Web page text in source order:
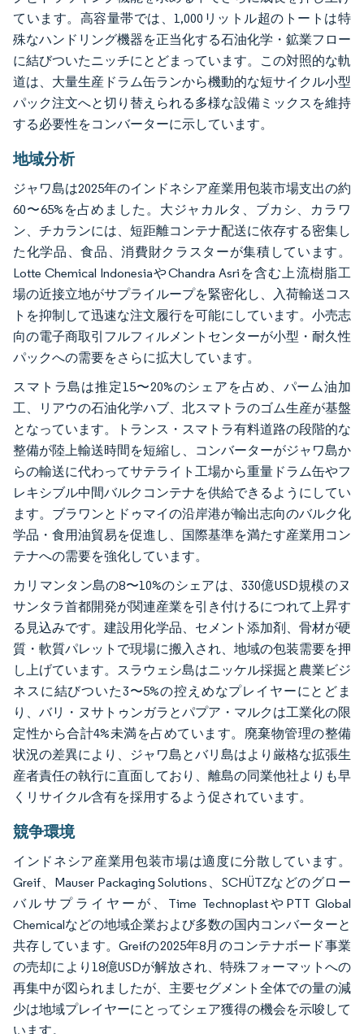
ています。高容量帯では、1,000リットル超のトートは特
殊なハンドリング機器を正当化する石油化学・鉱業フロー
に結びついたニッチにとどまっています。この対照的な軌
道は、大量生産ドラム缶ランから機動的な短サイクル小型
パック注文へと切り替えられる多様な設備ミックスを維持
する必要性をコンバーターに示しています。
地域分析
ジャワ島は2025年のインドネシア産業用包装市場支出の約
60〜65%を占めました。大ジャカルタ、ブカシ、カラワ
ン、チカランには、短距離コンテナ配送に依存する密集し
た化学品、食品、消費財クラスターが集積しています。
Lotte Chemical IndonesiaやChandra Asriを含む上流樹脂工
場の近接立地がサプライループを緊密化し、入荷輸送コス
トを抑制して迅速な注文履行を可能にしています。小売志
向の電子商取引フルフィルメントセンターが小型・耐久性
パックへの需要をさらに拡大しています。
スマトラ島は推定15〜20%のシェアを占め、パーム油加
工、リアウの石油化学ハブ、北スマトラのゴム生産が基盤
となっています。トランス・スマトラ有料道路の段階的な
整備が陸上輸送時間を短縮し、コンバーターがジャワ島か
らの輸送に代わってサテライト工場から重量ドラム缶やフ
レキシブル中間バルクコンテナを供給できるようにしてい
ます。ブラワンとドゥマイの沿岸港が輸出志向のバルク化
学品・食用油貿易を促進し、国際基準を満たす産業用コン
テナへの需要を強化しています。
カリマンタン島の8〜10%のシェアは、330億USD規模のヌ
サンタラ首都開発が関連産業を引き付けるにつれて上昇す
る見込みです。建設用化学品、セメント添加剤、骨材が硬
質・軟質パレットで現場に搬入され、地域の包装需要を押
し上げています。スラウェシ島はニッケル採掘と農業ビジ
ネスに結びついた3〜5%の控えめなプレイヤーにとどま
り、バリ・ヌサトゥンガラとパプア・マルクは工業化の限
定性から合計4%未満を占めています。廃棄物管理の整備
状況の差異により、ジャワ島とバリ島はより厳格な拡張生
産者責任の執行に直面しており、離島の同業他社よりも早
くリサイクル含有を採用するよう促されています。
競争環境
インドネシア産業用包装市場は適度に分散しています。
Greif、Mauser Packaging Solutions、SCHÜTZなどのグロー
バルサプライヤーが、Time TechnoplastやPTT Global
Chemicalなどの地域企業および多数の国内コンバーターと
共存しています。Greifの2025年8月のコンテナボード事業
の売却により18億USDが解放され、特殊フォーマットへの
再集中が図られましたが、主要セグメント全体での量の減
少は地域プレイヤーにとってシェア獲得の機会を示唆して
います。